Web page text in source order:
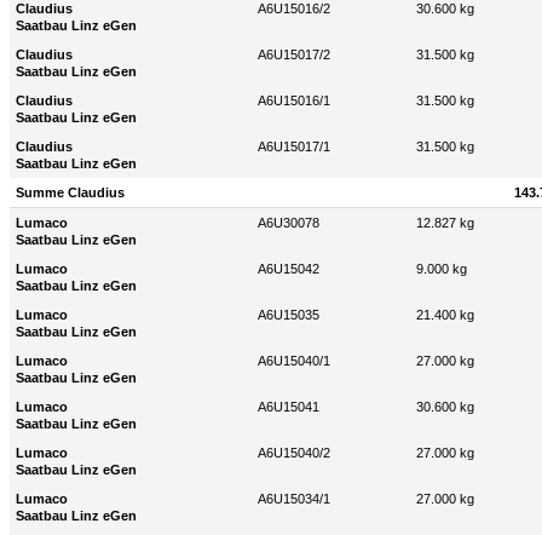
Claudius
Saatbau Linz eGen
A6U15016/2 30.600 kg
Claudius
Saatbau Linz eGen
A6U15017/2 31.500 kg
Claudius
Saatbau Linz eGen
A6U15016/1 31.500 kg
Claudius
Saatbau Linz eGen
A6U15017/1 31.500 kg
Summe Claudius
Lumaco
Saatbau Linz eGen
A6U30078 12.827 kg
Lumaco
Saatbau Linz eGen
A6U15042 9.000 kg
Lumaco
Saatbau Linz eGen
A6U15035 21.400 kg
Lumaco
Saatbau Linz eGen
A6U15040/1 27.000 kg
Lumaco
Saatbau Linz eGen
A6U15041 30.600 kg
Lumaco
Saatbau Linz eGen
A6U15040/2 27.000 kg
Lumaco
Saatbau Linz eGen
A6U15034/1 27.000 kg